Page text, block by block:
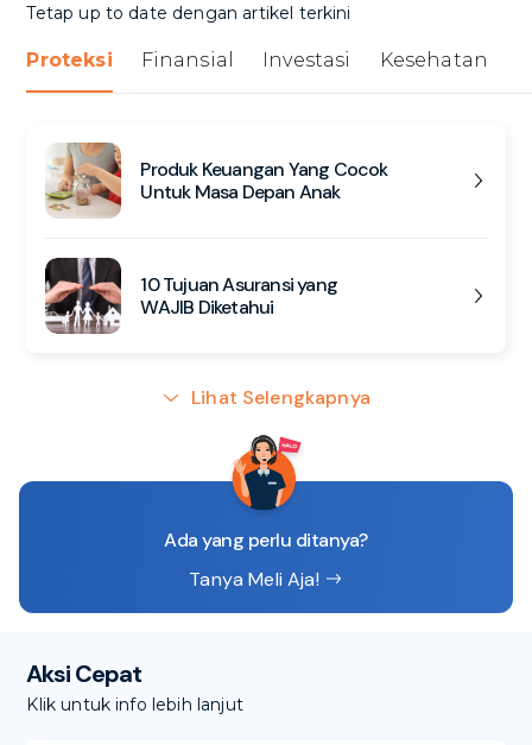
Tetap up to date dengan artikel terkini
Proteksi Finansial Investasi Kesehatan
Produk Keuangan Yang Cocok
Untuk Masa Depan Anak
10 Tujuan Asuransi yang
WAJIB Diketahui
Lihat Selengkapnya
Ada yang perlu ditanya?
Tanya Meli Aja!
Aksi Cepat
Klik untuk info lebih lanjut